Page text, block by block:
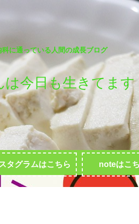
科に通っている人間の成長ブログ
は今日も生きてます
タグラムはこちら noteはこ